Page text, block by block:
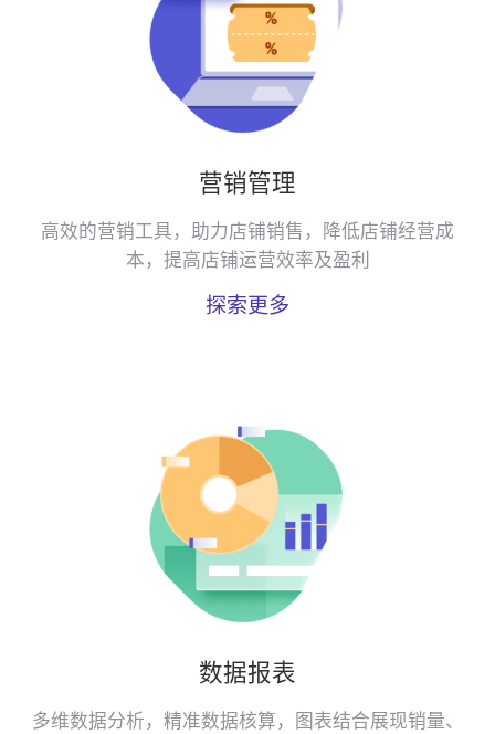
营销管理
高效的营销工具，助力店铺销售，降低店铺经营成
本，提高店铺运营效率及盈利
探索更多
数据报表
多维数据分析，精准数据核算，图表结合展现销量、